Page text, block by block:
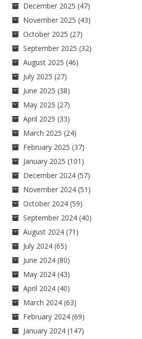
December 2025 (47)
November 2025 (43)
October 2025 (27)
September 2025 (32)
August 2025 (46)
July 2025 (27)
June 2025 (38)
May 2025 (27)
April 2025 (33)
March 2025 (24)
February 2025 (37)
January 2025 (101)
December 2024 (57)
November 2024 (51)
October 2024 (59)
September 2024 (40)
August 2024 (71)
July 2024 (65)
June 2024 (80)
May 2024 (43)
April 2024 (40)
March 2024 (63)
February 2024 (69)
January 2024 (147)